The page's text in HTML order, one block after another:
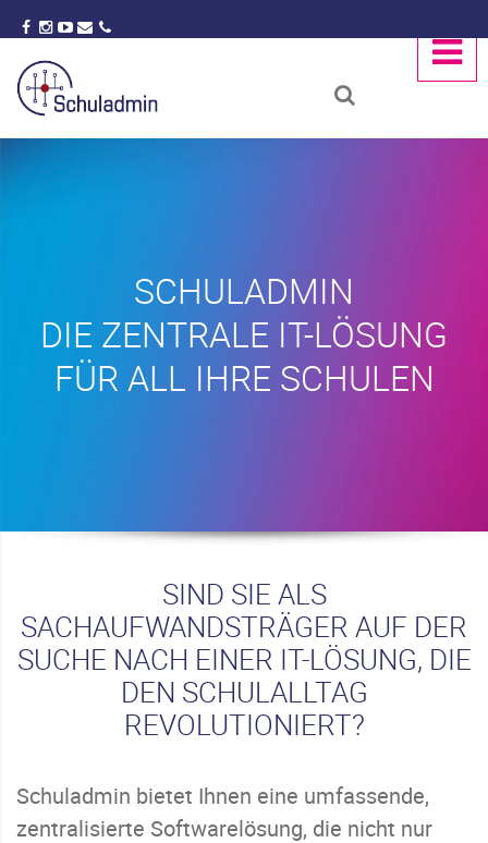
SCHULADMIN
DIE ZENTRALE IT-LÖSUNG
FÜR ALL IHRE SCHULEN
SIND SIE ALS
SACHAUFWANDSTRÄGER AUF DER
SUCHE NACH EINER IT-LÖSUNG, DIE
DEN SCHULALLTAG
REVOLUTIONIERT?
Schuladmin bietet Ihnen eine umfassende,
zentralisierte Softwarelösung, die nicht nur